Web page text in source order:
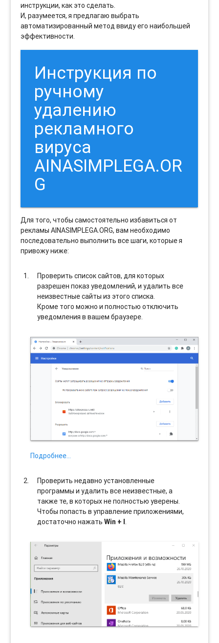
инструкции, как это сделать.
И, разумеется, я предлагаю выбрать
автоматизированный метод ввиду его наибольшей
эффективности.
Инструкция по
ручному
удалению
рекламного
вируса
AINASIMPLEGA.OR
G
Для того, чтобы самостоятельно избавиться от
рекламы AINASIMPLEGA.ORG, вам необходимо
последовательно выполнить все шаги, которые я
привожу ниже:
Проверить список сайтов, для которых
разрешен показ уведомлений, и удалить все
неизвестные сайты из этого списка.
Кроме того можно и полностью отключить
уведомления в вашем браузере.
Подробнее…
Проверить недавно установленные
программы и удалить все неизвестные, а
также те, в которых не полностью уверены.
Чтобы попасть в управление приложениями,
достаточно нажатьWin + I.